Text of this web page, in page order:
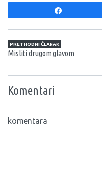
Navigacija članaka
PRETHODNI ČLANAK
Misliti drugom glavom
Komentari
komentara